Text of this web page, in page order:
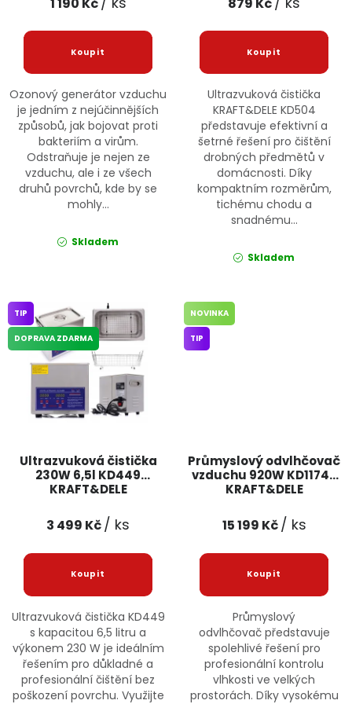
Ozonový generátor vzduchu
je jedním z nejúčinnějších
způsobů, jak bojovat proti
bakteriím a virům.
Odstraňuje je nejen ze
vzduchu, ale i ze všech
druhů povrchů, kde by se
mohly...
Skladem
Ultrazvuková čistička
KRAFT&DELE KD504
představuje efektivní a
šetrné řešení pro čištění
drobných předmětů v
domácnosti. Díky
kompaktním rozměrům,
tichému chodu a
snadnému...
Skladem
Ultrazvuková čistička
230W 6,5l KD449
KRAFT&DELE
TIP
DOPRAVA ZDARMA
3 499 Kč/ ks
Ultrazvuková čistička KD449
s kapacitou 6,5 litru a
výkonem 230 W je ideálním
řešením pro důkladné a
profesionální čištění bez
poškození povrchu. Využijte
Průmyslový odvlhčovač
vzduchu 920W KD11748
KRAFT&DELE
NOVINKA
TIP
15 199 Kč/ ks
Průmyslový
odvlhčovač představuje
spolehlivé řešení pro
profesionální kontrolu
vlhkosti ve velkých
prostorách. Díky vysokému